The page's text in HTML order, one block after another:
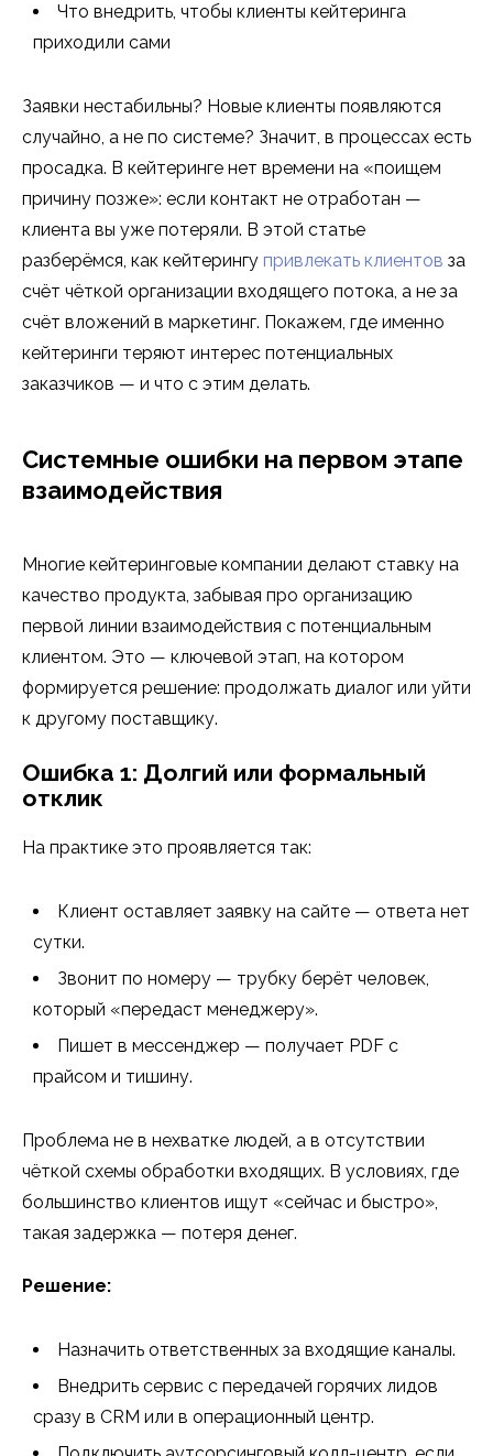
Что внедрить, чтобы клиенты кейтеринга
приходили сами
Заявки нестабильны? Новые клиенты появляются
случайно, а не по системе? Значит, в процессах есть
просадка. В кейтеринге нет времени на «поищем
причину позже»: если контакт не отработан —
клиента вы уже потеряли. В этой статье
разберёмся, как кейтерингу привлекать клиентов за
счёт чёткой организации входящего потока, а не за
счёт вложений в маркетинг. Покажем, где именно
кейтеринги теряют интерес потенциальных
заказчиков — и что с этим делать.
Системные ошибки на первом этапе
взаимодействия
Многие кейтеринговые компании делают ставку на
качество продукта, забывая про организацию
первой линии взаимодействия с потенциальным
клиентом. Это — ключевой этап, на котором
формируется решение: продолжать диалог или уйти
к другому поставщику.
Ошибка 1: Долгий или формальный
отклик
На практике это проявляется так:
Клиент оставляет заявку на сайте — ответа нет
сутки.
Звонит по номеру — трубку берёт человек,
который «передаст менеджеру».
Пишет в мессенджер — получает PDF с
прайсом и тишину.
Проблема не в нехватке людей, а в отсутствии
чёткой схемы обработки входящих. В условиях, где
большинство клиентов ищут «сейчас и быстро»,
такая задержка — потеря денег.
Решение:
Назначить ответственных за входящие каналы.
Внедрить сервис с передачей горячих лидов
сразу в CRM или в операционный центр.